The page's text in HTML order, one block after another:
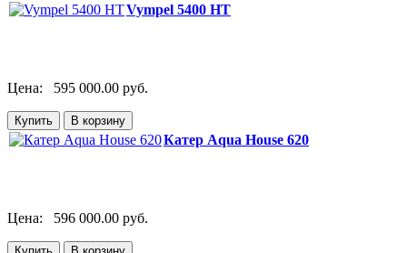
Vympel 5400 HT
Цена: 595 000.00 руб.
Катер Aqua House 620
Цена: 596 000.00 руб.